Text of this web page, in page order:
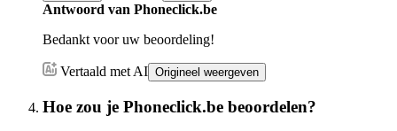
Antwoord van Phoneclick.be
Bedankt voor uw beoordeling!
Vertaald met AI Origineel weergeven
Hoe zou je Phoneclick.be beoordelen?